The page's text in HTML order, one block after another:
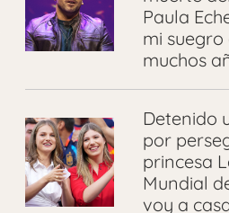
Paula
mi
muchos
Detenido
por
princesa
Mundial
voy a